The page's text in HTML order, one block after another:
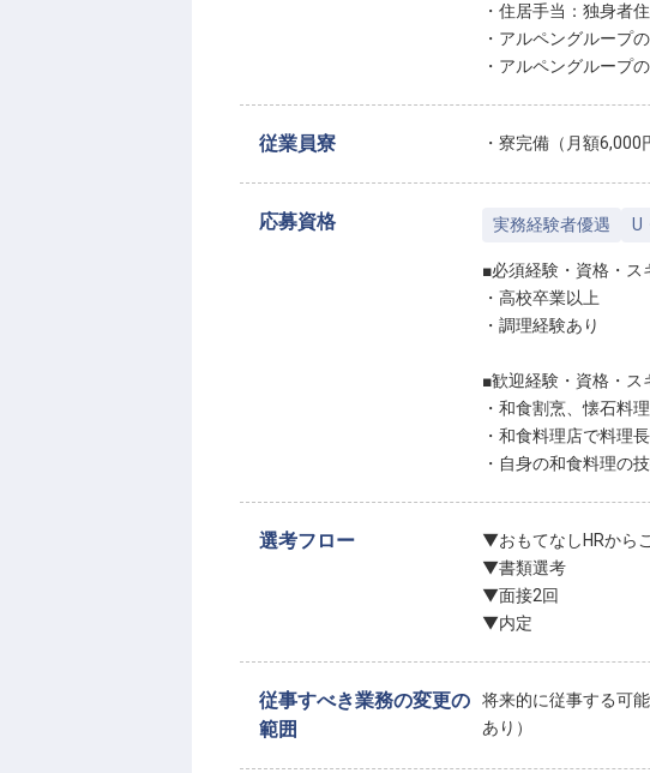
・住居手当：独身者
・アルペングループ
・アルペングループ
従業員寮 ・寮完備（月額6,000
応募資格 実務経験者優遇 U
■必須経験・資格・ス
・高校卒業以上
・調理経験あり
■歓迎経験・資格・ス
・和食割烹、懐石料
・和食料理店で料理
・自身の和食料理の
選考フロー
▼おもてなしHRから
▼書類選考
▼面接2回
▼内定
従事すべき業務の変更の
範囲
将来的に従事する可
あり）